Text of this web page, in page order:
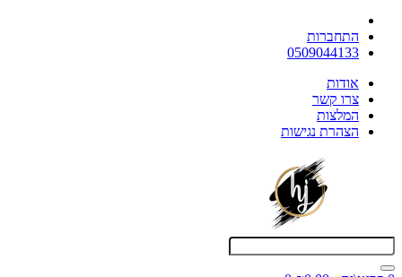
התחברות
0509044133
אודות
צרו קשר
המלצות
הצהרת נגישות